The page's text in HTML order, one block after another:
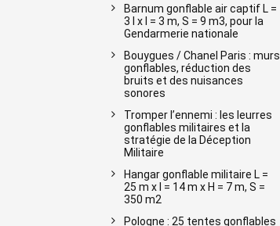
Barnum gonflable air captif L =
3 l x l = 3 m, S = 9 m3, pour la
Gendarmerie nationale
Bouygues / Chanel Paris : murs
gonflables, réduction des
bruits et des nuisances
sonores
Tromper l’ennemi : les leurres
gonflables militaires et la
stratégie de la Déception
Militaire
Hangar gonflable militaire L =
25 m x l = 14 m x H = 7 m, S =
350 m2
Pologne : 25 tentes gonflables